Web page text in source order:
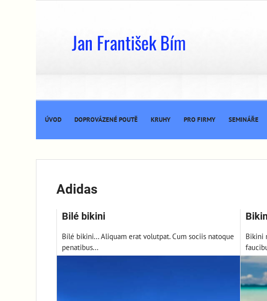
Jan František Bím
ÚVOD DOPROVÁZENÉ POUTĚ KRUHY PRO FIRMY SEMINÁŘE
Adidas
Bilé bikini
Bílé bikini... Aliquam erat volutpat. Cum sociis natoque
penatibus...
Bikini